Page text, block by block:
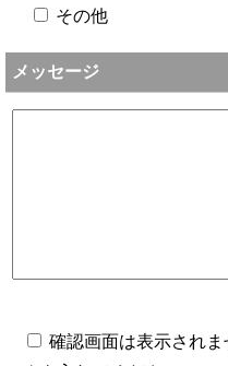
その他
メッセージ
確認画面は表示され